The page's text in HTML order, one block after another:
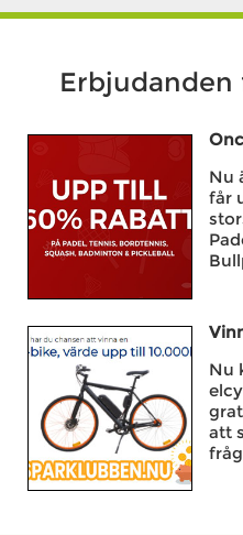
Erbjudanden
Nu
får
Nu
att